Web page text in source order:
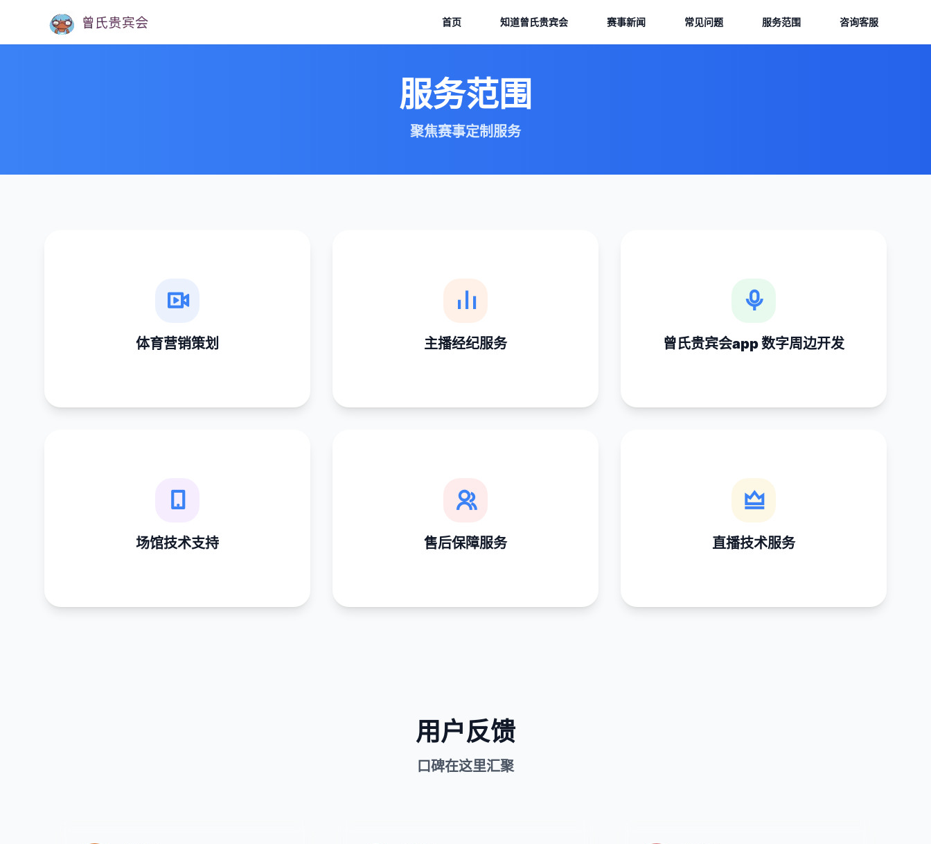
首页 知道曾氏贵宾会 赛事新闻 常见问题 服务范围 咨询客服
服务范围
聚焦赛事定制服务
体育营销策划
体育营销策划
曝光。
主播经纪服务
主播经纪服务
签约培养体育解说主播，提供赛事直播人才输出与
运营。
曾氏贵宾会app数字周边开发
曾氏贵宾会app
数字周边开发
边创作。
场馆技术支持
场馆技术支持
术保障。
售后保障服务
售后保障服务
后支持。
直播技术服务
直播技术服务
提供直播设备租赁、信号处理、多平台推流等技术
解决方案。
用户反馈
口碑在这里汇聚